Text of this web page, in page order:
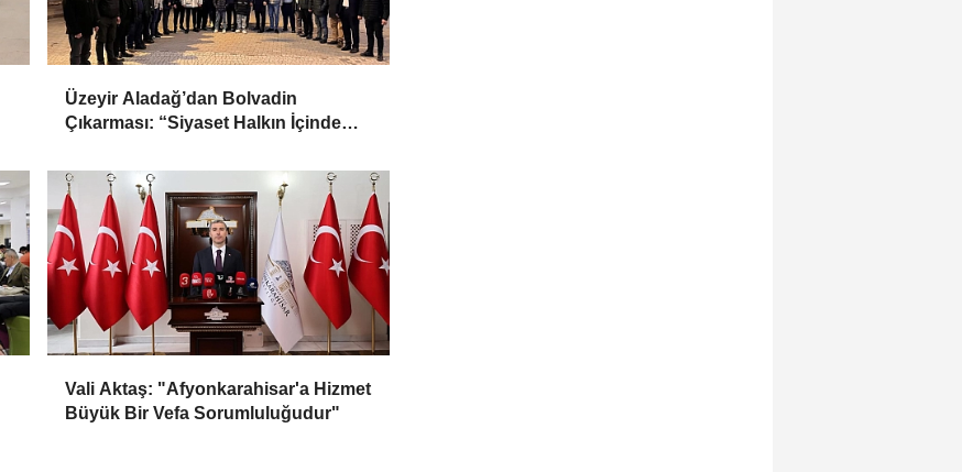
Üzeyir Aladağ’dan Bolvadin
Çıkarması: “Siyaset Halkın İçinde
Vali Aktaş: "Afyonkarahisar'a Hizmet
Büyük Bir Vefa Sorumluluğudur"